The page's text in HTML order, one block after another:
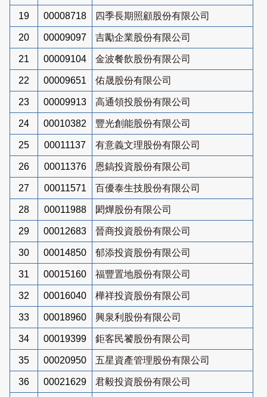
19 00008718 四季長期照顧股份有限公司
20 00009097 吉勵企業股份有限公司
21 00009104 金波餐飲股份有限公司
22 00009651 佑晟股份有限公司
23 00009913 高通領投股份有限公司
24 00010382 豐光創能股份有限公司
25 00011137 有意義文理股份有限公司
26 00011376 恩鎬投資股份有限公司
27 00011571 百優泰生技股份有限公司
28 00011988 閎燁股份有限公司
29 00012683 晉商投資股份有限公司
30 00014850 郁添投資股份有限公司
31 00015160 福豐置地股份有限公司
32 00016040 樺祥投資股份有限公司
33 00018960 興泉利股份有限公司
34 00019399 鉅客民饕股份有限公司
35 00020950 五星資產管理股份有限公司
36 00021629 君毅投資股份有限公司